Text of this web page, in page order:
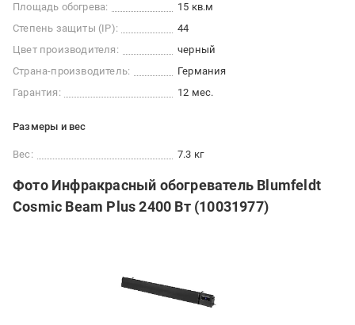
Площадь обогрева:
15 кв.м
Степень защиты (IP):
44
Цвет производителя:
черный
Страна-производитель:
Германия
Гарантия:
12 мес.
Размеры и вес
Вес: 7.3 кг
Фото Инфракрасный обогреватель Blumfeldt
Cosmic Beam Plus 2400 Вт (10031977)